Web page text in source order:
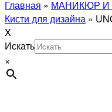
Главная » МАНИКЮР
Кисти для дизайна »
X
Искать
×